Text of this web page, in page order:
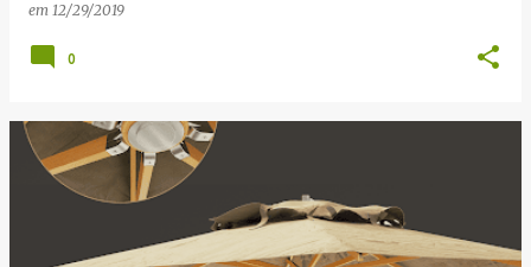
em 12/29/2019
0